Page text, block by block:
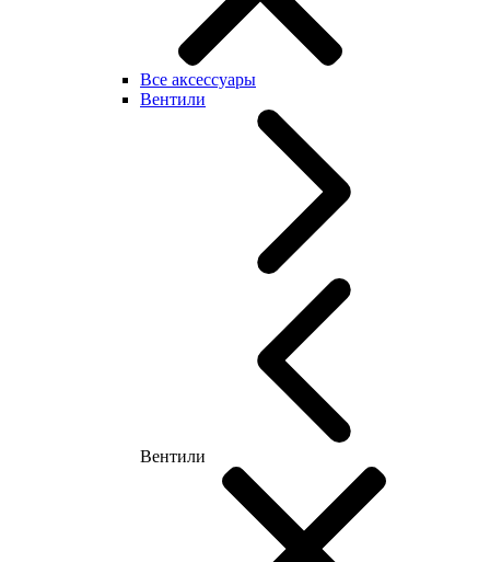
Все аксессуары
Вентили
Вентили